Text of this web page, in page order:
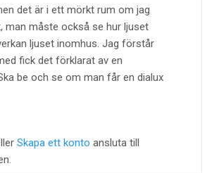
det är i ett mörkt rum om jag
man måste också se hur ljuset
ljuset inomhus. Jag förstår
fick det förklarat av en
be och se om man får en dialux
Skapa ett konto ansluta till